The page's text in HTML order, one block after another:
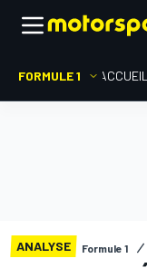
FORMULE 1 ACCUEIL
ANALYSE Formule 1